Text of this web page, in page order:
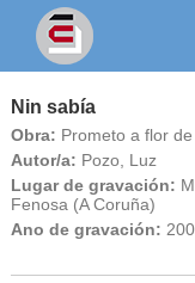
Nin sabía
Obra: Prometo a flor
Autor/a: Pozo, Luz
Lugar de gravación:
Fenosa (A Coruña)
Ano de gravación: